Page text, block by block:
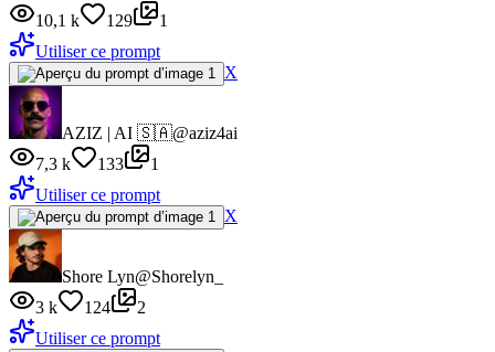
10,1 k
129
1
Utiliser ce prompt
X
AZIZ | AI 🇸🇦@aziz4ai
7,3 k
133
1
Utiliser ce prompt
X
Shore Lyn@Shorelyn_
3 k
124
2
Utiliser ce prompt